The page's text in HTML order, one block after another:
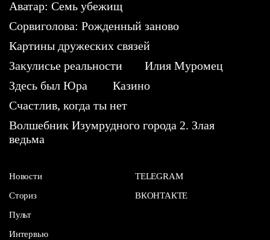
Аватар: Семь убежищ
Сорвиголова: Рожденный заново
Картины дружеских связей
Закулисье реальности
Илия Муромец
Здесь был Юра
Казино
Счастлив, когда ты нет
Волшебник Изумрудного города 2. Злая
ведьма
Новости
Сториз
Пульт
Интервью
TELEGRAM
ВКОНТАКТЕ